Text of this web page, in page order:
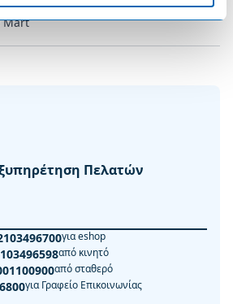
Mart
Πελατών
για eshop
από κινητό
από σταθερό
για Γραφείο Επικοινωνίας